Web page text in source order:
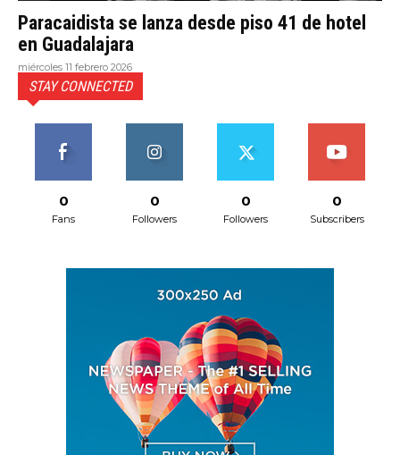
Paracaidista se lanza desde piso 41 de hotel
en Guadalajara
miércoles 11 febrero 2026
STAY CONNECTED
0
Fans
0
Followers
0
Followers
0
Subscribers